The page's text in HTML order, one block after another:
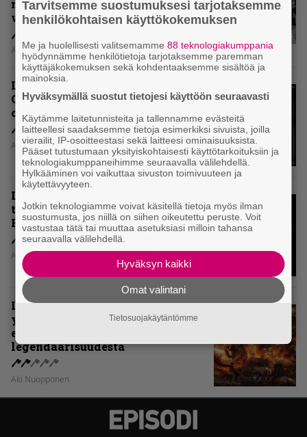
mitenkään täyttää odotuksia. Vai
voiko?
Aki Nuopponen
Levyarvio: Dirkschneider & The
Old Gang -albumista ei aina tiedä,
onko se tosissaan tehty vai ei
Aki Nuopponen
Levyarvio: Onko Steelbound jo
täydellisintä mahdollista Battle
Beastia?
Aki Nuopponen
Levyarvio: Sabaton on
yhdennellätoista albumillaan
erittäin kaukana
legendaarisuudesta
Aki Nuopponen
Tarvitsemme suostumuksesi tarjotaksemme
henkilökohtaisen käyttökokemuksen
Me ja huolellisesti valitsemamme88 teknologiakumppania
hyödynnämme henkilötietoja tarjotaksemme paremman
käyttäjäkokemuksen sekä kohdentaaksemme sisältöä ja
mainoksia.
Hyväksymällä suostut tietojesi käyttöön seuraavasti
Käytämme laitetunnisteita ja tallennamme evästeitä
laitteellesi saadaksemme tietoja esimerkiksi sivuista, joilla
vierailit, IP-osoitteestasi sekä laitteesi ominaisuuksista.
Pääset tutustumaan yksityiskohtaisesti käyttötarkoituksiin ja
teknologiakumppaneihimme seuraavalla välilehdellä.
Hylkääminen voi vaikuttaa sivuston toimivuuteen ja
käytettävyyteen.
Jotkin teknologiamme voivat käsitellä tietoja myös ilman
suostumusta, jos niillä on siihen oikeutettu peruste. Voit
vastustaa tätä tai muuttaa asetuksiasi milloin tahansa
seuraavalla välilehdellä.
Hyväksyn kaikki
Omat valintani
Tietosuojakäytäntömme